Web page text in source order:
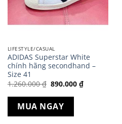
LIFESTYLE/CASUAL
ADIDAS Superstar White
chính hãng secondhand –
Size 41
1.260.000₫ Giá
gốc
là:
1.260.000 ₫.
890.000 ₫Giá
hiện
MUA NGAY